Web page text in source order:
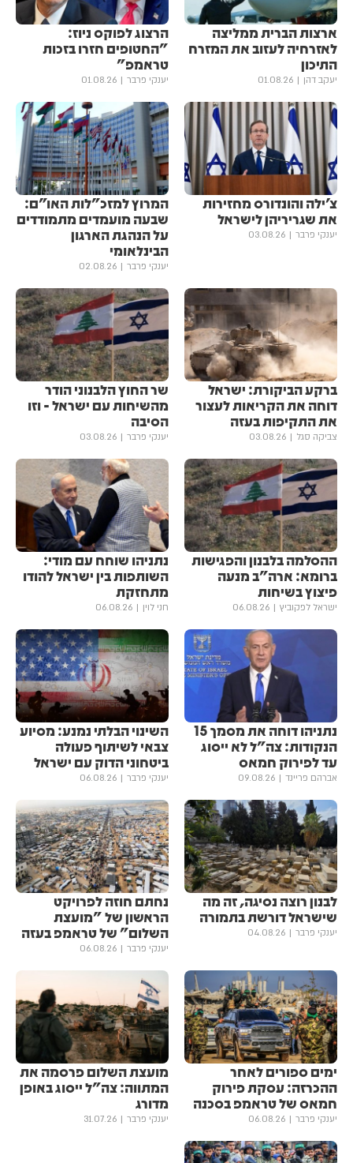
ארצות הברית ממליצה
לאזרחיה לעזוב את המזרח
התיכון
יעקב דהן 01.08.26
הרצוג לפוקס ניוז:
"החטופים חזרו בזכות
טראמפ"
יענקי פרבר 01.08.26
צ׳ילה והונדורס מחזירות
את שגריריהן לישראל
יענקי פרבר 03.08.26
המרוץ למזכ"לות האו"ם:
שבעה מועמדים מתמודדים
על הנהגת הארגון
הבינלאומי
יענקי פרבר 02.08.26
ברקע הביקורת: ישראל
דוחה את הקריאות לעצור
את התקיפות בעזה
צביקה סגל 03.08.26
שר החוץ הלבנוני הודר
מהשיחות עם ישראל - וזו
הסיבה
יענקי פרבר 03.08.26
ההסלמה בלבנון והפגישות
ברומא: ארה"ב מנעה
פיצוץ בשיחות
ישראל לפקוביץ 06.08.26
נתניהו שוחח עם מודי:
השותפות בין ישראל להודו
מתחזקת
חני לוין 06.08.26
נתניהו דוחה את מסמך 15
הנקודות: צה"ל לא ייסוג
עד לפירוק חמאס
אברהם פריינד 09.08.26
השינוי הבלתי נמנע: מסיוע
צבאי לשיתוף פעולה
ביטחוני הדוק עם ישראל
יענקי פרבר 06.08.26
לבנון רוצה נסיגה, זה מה
שישראל דורשת בתמורה
יענקי פרבר 04.08.26
נחתם חוזה לפרויקט
הראשון של "מועצת
השלום" של טראמפ בעזה
יענקי פרבר 06.08.26
ימים ספורים לאחר
ההכרזה: עסקת פירוק
חמאס של טראמפ בסכנה
יענקי פרבר 06.08.26
מועצת השלום פרסמה את
המתווה: צה"ל ייסוג באופן
מדורג
יענקי פרבר 31.07.26